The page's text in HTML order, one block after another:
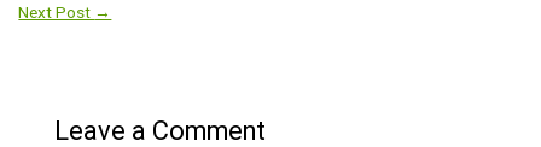
Next Post →
Leave a Comment